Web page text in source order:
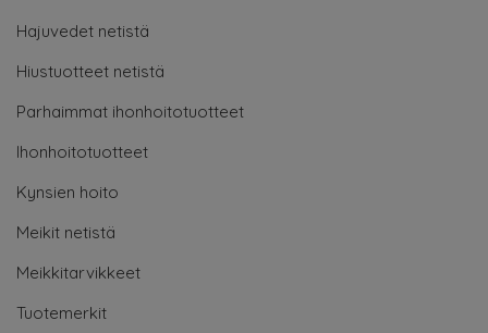
Hajuvedet netistä
Hiustuotteet netistä
Parhaimmat ihonhoitotuotteet
Ihonhoitotuotteet
Kynsien hoito
Meikit netistä
Meikkitarvikkeet
Tuotemerkit